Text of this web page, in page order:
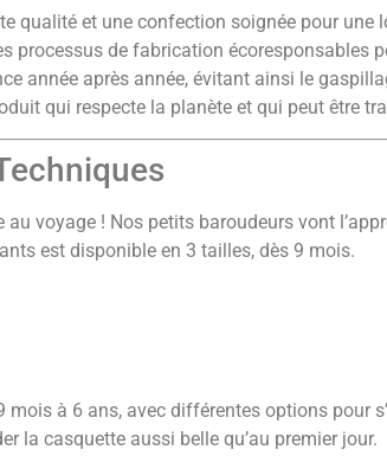
qualité et une confection soignée pour une
processus de fabrication écoresponsables
année après année, évitant ainsi le
qui respecte la planète et qui peut être
voyage ! Nos petits baroudeurs vont
est disponible en 3 tailles, dès 9 mois.
mois à 6 ans, avec différentes options pour
la casquette aussi belle qu’au premier jour.